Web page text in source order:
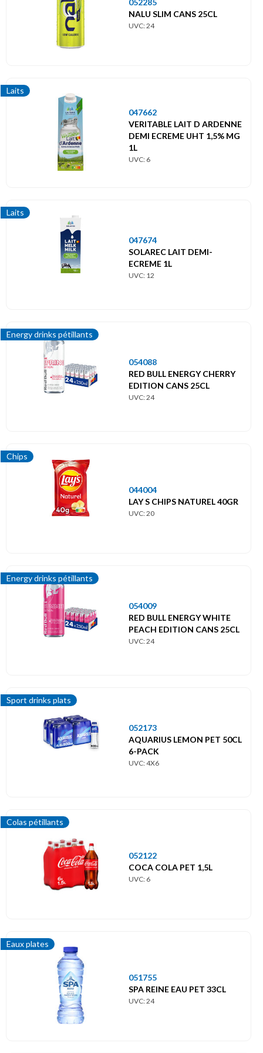
NALU SLIM CANS 25CL
UVC: 24
Laits
047662
VERITABLE LAIT D ARDENNE
DEMI ECREME UHT 1,5% MG
1L
UVC: 6
Laits
047674
SOLAREC LAIT DEMI-
ECREME 1L
UVC: 12
Energy drinks pétillants
054088
RED BULL ENERGY CHERRY
EDITION CANS 25CL
UVC: 24
Chips
044004
LAY S CHIPS NATUREL 40GR
UVC: 20
Energy drinks pétillants
054009
RED BULL ENERGY WHITE
PEACH EDITION CANS 25CL
UVC: 24
Sport drinks plats
052173
AQUARIUS LEMON PET 50CL
6-PACK
UVC: 4X6
Colas pétillants
052122
COCA COLA PET 1,5L
UVC: 6
Eaux plates
051755
SPA REINE EAU PET 33CL
UVC: 24